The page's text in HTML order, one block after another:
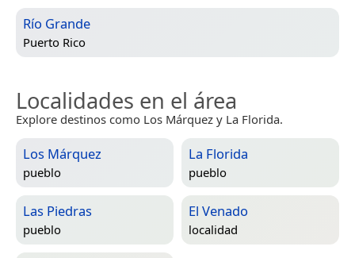
Río Grande
Puerto Rico
Localidades en el área
Explore destinos como Los Márquez y La Florida.
Los Márquez
pueblo
La Florida
pueblo
Las Piedras
pueblo
El Venado
localidad